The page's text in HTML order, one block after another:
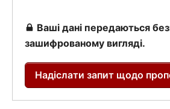
Ваші дані передаються
зашифрованому вигляді.
Надіслати запит щодо